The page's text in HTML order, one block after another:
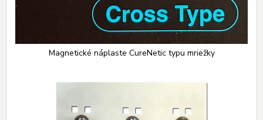
Magnetické náplaste CureNetic typu mriežky